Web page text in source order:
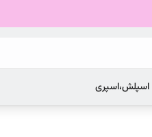
اسپلش،اسپری